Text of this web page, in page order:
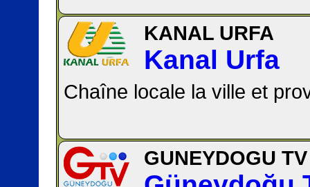
KANAL URFA
Kanal Urfa
Chaîne locale la ville et
GUNEYDOGU TV